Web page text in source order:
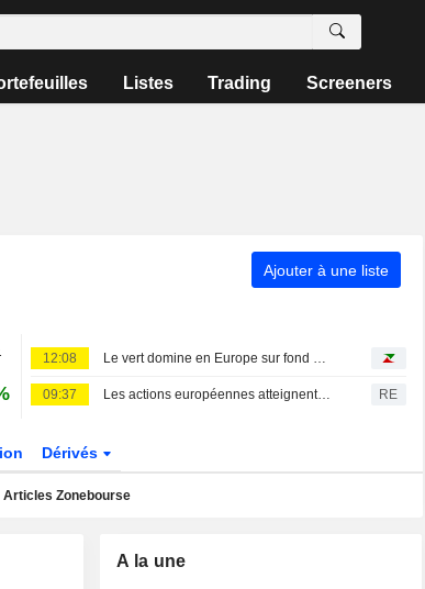
Listes Trading Screeners
Ajouter à une liste
12:08 Le vert domine en Europe sur fond d'avalanche de publications
09:37 Les actions européennes atteignent un sommet historique, portées par les résultats et l'optimisme USA-Iran RE
Dérivés
Articles Zonebourse
A la une